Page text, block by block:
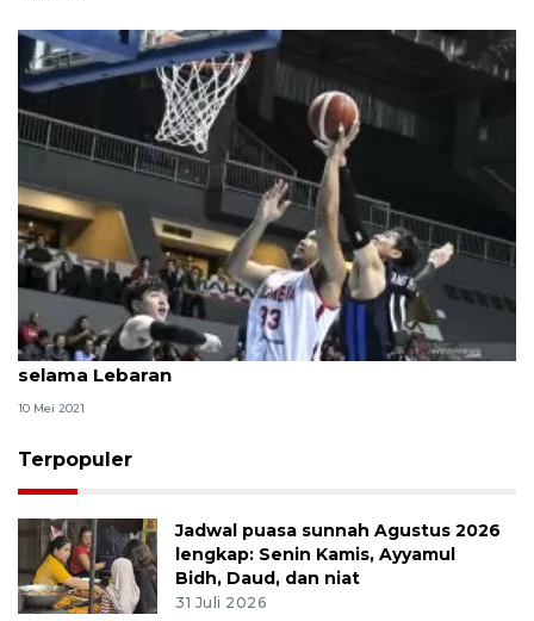
TC timnas basket Indonesia diliburkan sementara
selama Lebaran
10 Mei 2021
Terpopuler
Jadwal puasa sunnah Agustus 2026
lengkap: Senin Kamis, Ayyamul
Bidh, Daud, dan niat
31 Juli 2026